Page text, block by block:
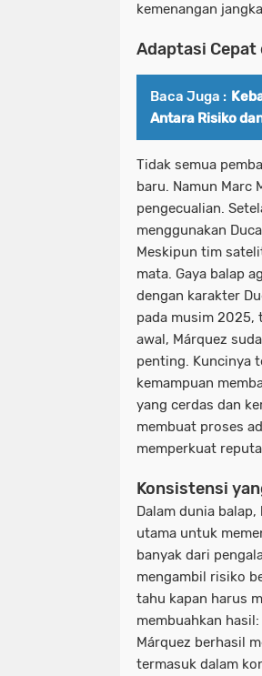
kemenangan
Adaptasi
Baca Juga :
Antara Risiko
Tidak semua
baru. Namun Marc
pengecualian.
menggunakan
Meskipun tim
mata. Gaya balap
dengan karakter
pada musim 2025,
awal, Márquez
penting. Kuncinya
kemampuan
yang cerdas dan
membuat proses
memperkuat
Konsistensi
Dalam dunia
utama untuk
banyak dari
mengambil risiko
tahu kapan harus
membuahkan
Márquez berhasil
termasuk dalam